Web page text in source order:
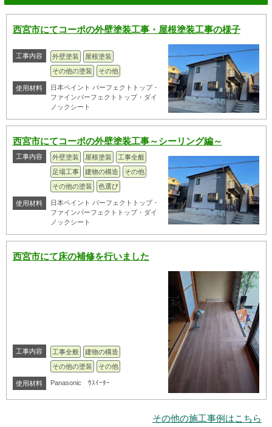
西宮市にてコーポの外壁塗装工事・屋根塗装工事の様子
工事内容 外壁塗装
屋根塗装
その他の塗装
その他
使用材料
日本ペイント パーフェクトトップ・
ファインパーフェクトトップ・ダイ
ノックシート
西宮市にてコーポの外壁塗装工事～シーリング編～
工事内容 外壁塗装 屋根塗装
工事全般
足場工事
建物の構造
その他
その他の塗装
色選び
使用材料
日本ペイント パーフェクトトップ・
ファインパーフェクトトップ・ダイ
ノックシート
西宮市にて床の補修を行いました
工事内容 工事全般
建物の構造
その他の塗装
その他
使用材料 Panasonic ｳｽｲｰﾀｰ
その他の施工事例はこちら